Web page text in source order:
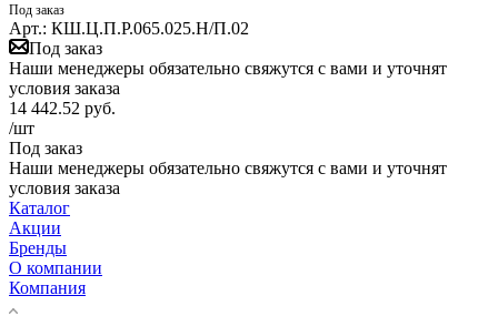
Под заказ
Арт.: КШ.Ц.П.Р.065.025.Н/П.02
Под заказ
Наши менеджеры обязательно свяжутся с вами и уточнят
условия заказа
14 442.52 руб.
/шт
Под заказ
Наши менеджеры обязательно свяжутся с вами и уточнят
условия заказа
Каталог
Акции
Бренды
О компании
Компания